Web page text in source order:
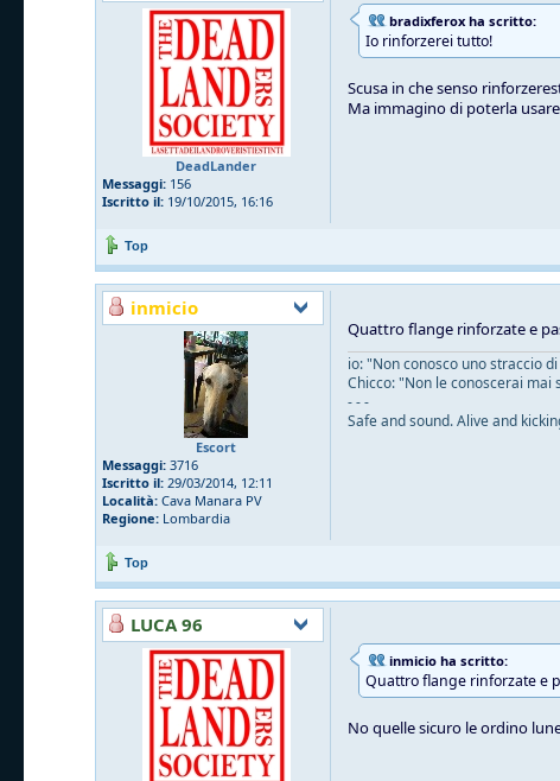
DeadLander
Messaggi: 156
Iscritto il: 19/10/2015, 16:16
bradixferox ha scritto:
Io rinforzerei tutto!
Scusa in che senso
Ma immagino di poterla
Top
inmicio
Escort
Messaggi: 3716
Iscritto il: 29/03/2014, 12:11
Località: Cava Manara PV
Regione: Lombardia
Quattro flange rinforzate e
io: "Non conosco uno straccio
Chicco: "Non le conoscerai mai
- - -
Safe and sound. Alive and
Top
LUCA 96
inmicio ha scritto:
Quattro flange rinforzate e
No quelle sicuro le ordino